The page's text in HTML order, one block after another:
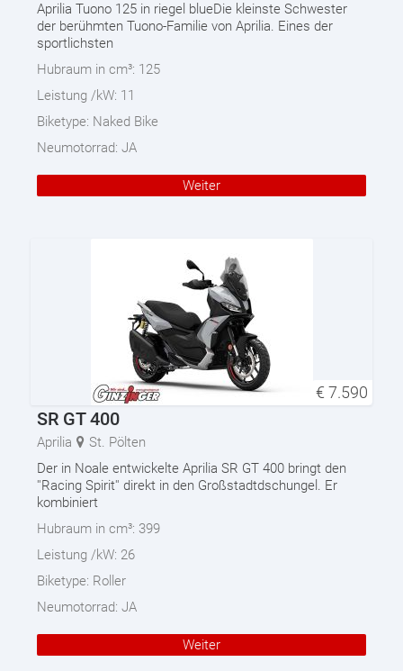
Aprilia Tuono 125 in riegel blueDie kleinste Schwester
der berühmten Tuono-Familie von Aprilia. Eines der
sportlichsten
Hubraum in cm³: 125
Leistung /kW: 11
Biketype: Naked Bike
Neumotorrad: JA
Weiter
€ 7.590
SR GT 400
Aprilia
St. Pölten
Der in Noale entwickelte Aprilia SR GT 400 bringt den
''Racing Spirit'' direkt in den Großstadtdschungel. Er
kombiniert
Hubraum in cm³: 399
Leistung /kW: 26
Biketype: Roller
Neumotorrad: JA
Weiter